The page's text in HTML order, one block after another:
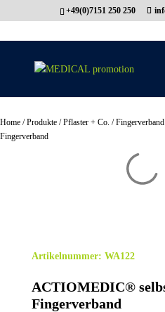
+49(0)7151 250 250
Home /Produkte /Pflaster + Co. /Fingerverband
Fingerverband
Artikelnummer: WA122
ACTIOMEDIC®
Fingerverband